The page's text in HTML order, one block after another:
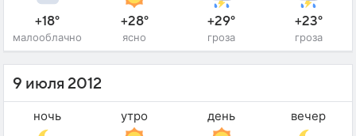
+18°
малооблачно
+28°
ясно
+29°
гроза
+23°
гроза
9 июля 2012
ночь утро день вечер